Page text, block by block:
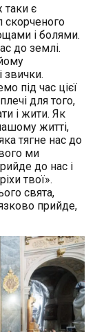
таки є
і болями.
до землі.
звички.
під час цієї
для того,
і жити. Як
житті,
тягне нас до
ми
до нас і
твої».
свята,
прийде,